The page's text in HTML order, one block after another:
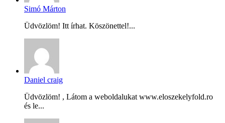
Simó Márton
Üdvözlöm! Itt írhat. Köszönettel!...
Daniel craig
Üdvözlöm! , Látom a weboldalukat www.eloszekelyfold.ro
és le...